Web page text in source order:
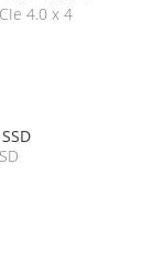
4.0 x 4